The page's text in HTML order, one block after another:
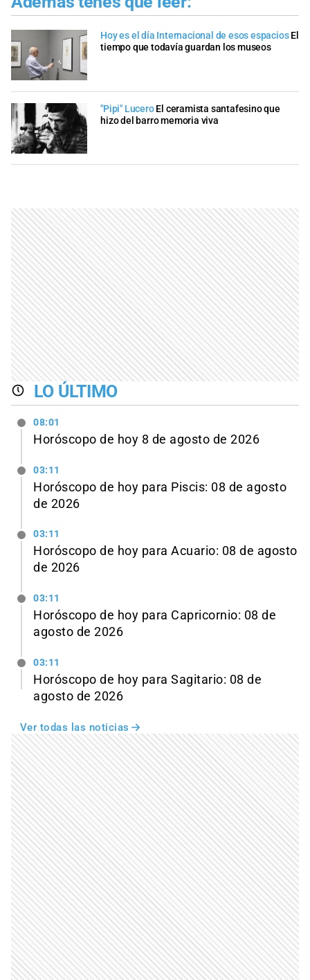
Hoy es el día Internacional de esos espacios El
tiempo que todavía guardan los museos
"Pipi" Lucero El ceramista santafesino que
hizo del barro memoria viva
LO ÚLTIMO
08:01
Horóscopo de hoy 8 de agosto de 2026
03:11
Horóscopo de hoy para Piscis: 08 de agosto
de 2026
03:11
Horóscopo de hoy para Acuario: 08 de agosto
de 2026
03:11
Horóscopo de hoy para Capricornio: 08 de
agosto de 2026
03:11
Horóscopo de hoy para Sagitario: 08 de
agosto de 2026
Ver todas las noticias